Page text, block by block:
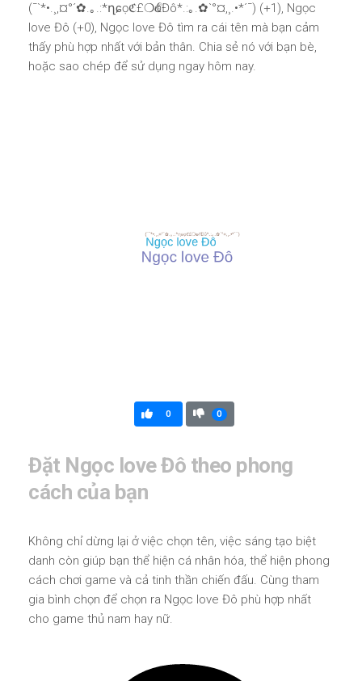
(¯`*•.¸,¤°´✿.｡.:*ղɕọℭ£❍ҩℰĐô*.:｡.✿`°¤,¸.•*´¯) (+1), Ngọc
love Đô (+0), Ngọc love Đô tìm ra cái tên mà bạn cảm
thấy phù hợp nhất với bản thân. Chia sẻ nó với bạn bè,
hoặc sao chép để sử dụng ngay hôm nay.
0 0
Đặt Ngọc love Đô theo phong
cách của bạn
Không chỉ dừng lại ở việc chọn tên, việc sáng tạo biệt
danh còn giúp bạn thể hiện cá nhân hóa, thể hiện phong
cách chơi game và cả tinh thần chiến đấu. Cùng tham
gia bình chọn để chọn ra Ngọc love Đô phù hợp nhất
cho game thủ nam hay nữ.